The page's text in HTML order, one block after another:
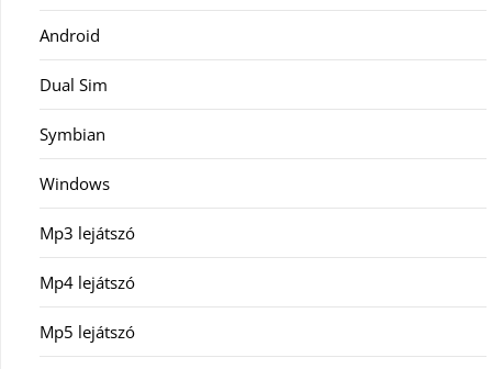
Android
Dual Sim
Symbian
Windows
Mp3 lejátszó
Mp4 lejátszó
Mp5 lejátszó